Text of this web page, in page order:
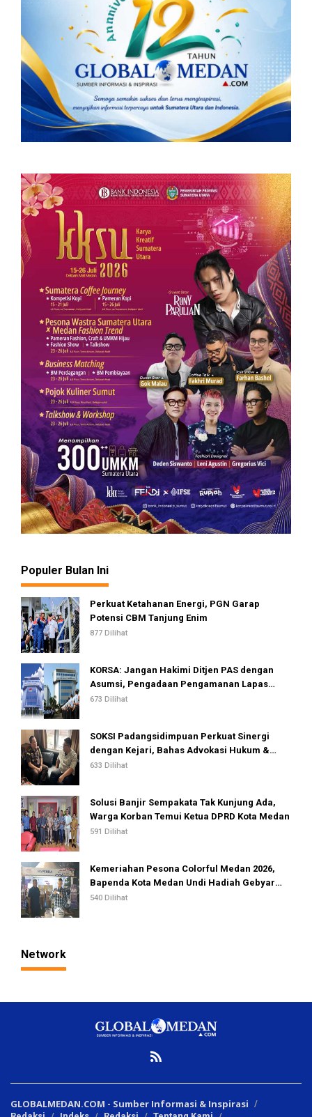
Populer Bulan Ini
Perkuat Ketahanan Energi, PGN Garap
Potensi CBM Tanjung Enim
877 Dilihat
KORSA: Jangan Hakimi Ditjen PAS dengan
Asumsi, Pengadaan Pengamanan Lapas
Dinilai Telah Sesuai Standar dan Regulasi
673 Dilihat
SOKSI Padangsidimpuan Perkuat Sinergi
dengan Kejari, Bahas Advokasi Hukum &
Perlindungan Hak Masyarakat
633 Dilihat
Solusi Banjir Sempakata Tak Kunjung Ada,
Warga Korban Temui Ketua DPRD Kota Medan
591 Dilihat
Kemeriahan Pesona Colorful Medan 2026,
Bapenda Kota Medan Undi Hadiah Gebyar
PBB dan Opsen PKB
540 Dilihat
Network
GLOBALMEDAN.COM - Sumber Informasi & Inspirasi